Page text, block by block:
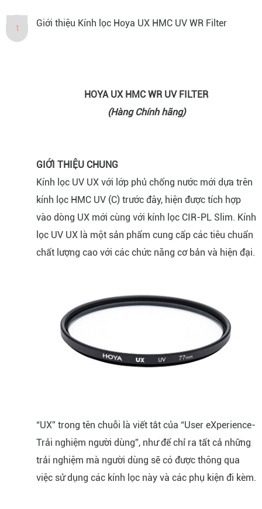
1 Giới thiệu Kính lọc Hoya UX HMC UV WR Filter
HOYA UX HMC WR UV FILTER
(Hàng Chính hãng)
GIỚI THIỆU CHUNG
Kính lọc UV UX với lớp phủ chống nước mới dựa trên
kính lọc HMC UV (C) trước đây, hiện được tích hợp
vào dòng UX mới cùng với kính lọc CIR-PL Slim. Kính
lọc UV UX là một sản phẩm cung cấp các tiêu chuẩn
chất lượng cao với các chức năng cơ bản và hiện đại.
“UX” trong tên chuỗi là viết tắt của “User eXperience-
Trải nghiệm người dùng”, như để chỉ ra tất cả những
trải nghiệm mà người dùng sẽ có được thông qua
việc sử dụng các kính lọc này và các phụ kiện đi kèm.